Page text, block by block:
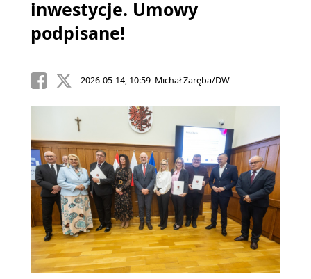
inwestycje. Umowy
podpisane!
2026-05-14, 10:59 Michał Zaręba/DW